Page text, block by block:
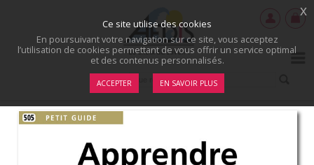
Ce site utilise des cookies
En poursuivant votre navigation sur ce site, vous acceptez
l’utilisation de cookies permettant de vous offrir un service optimal
et des contenus personnalisés.
ACCEPTER EN SAVOIR PLUS
x